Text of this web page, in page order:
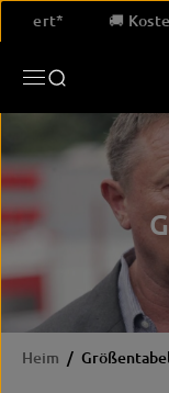
ÜBERSPRINGE
N SIE ZU 🚚
Heim